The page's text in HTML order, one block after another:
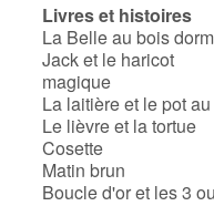
Livres et histoires
La Belle au bois
Jack et le haricot
magique
La laitière et le pot
Le lièvre et la tortue
Cosette
Matin brun
Boucle d'or et les 3